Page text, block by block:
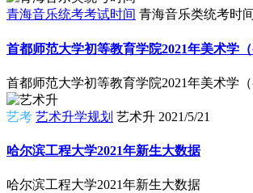
青海音乐统考考试时间 青海音乐类统考时间
首都师范大学初等教育学院2021年美术学
首都师范大学初等教育学院2021年美术学
艺考 艺术升学规划 艺术升 2021/5/21
哈尔滨工程大学2021年新生大数据
哈尔滨工程大学2021年新生大数据